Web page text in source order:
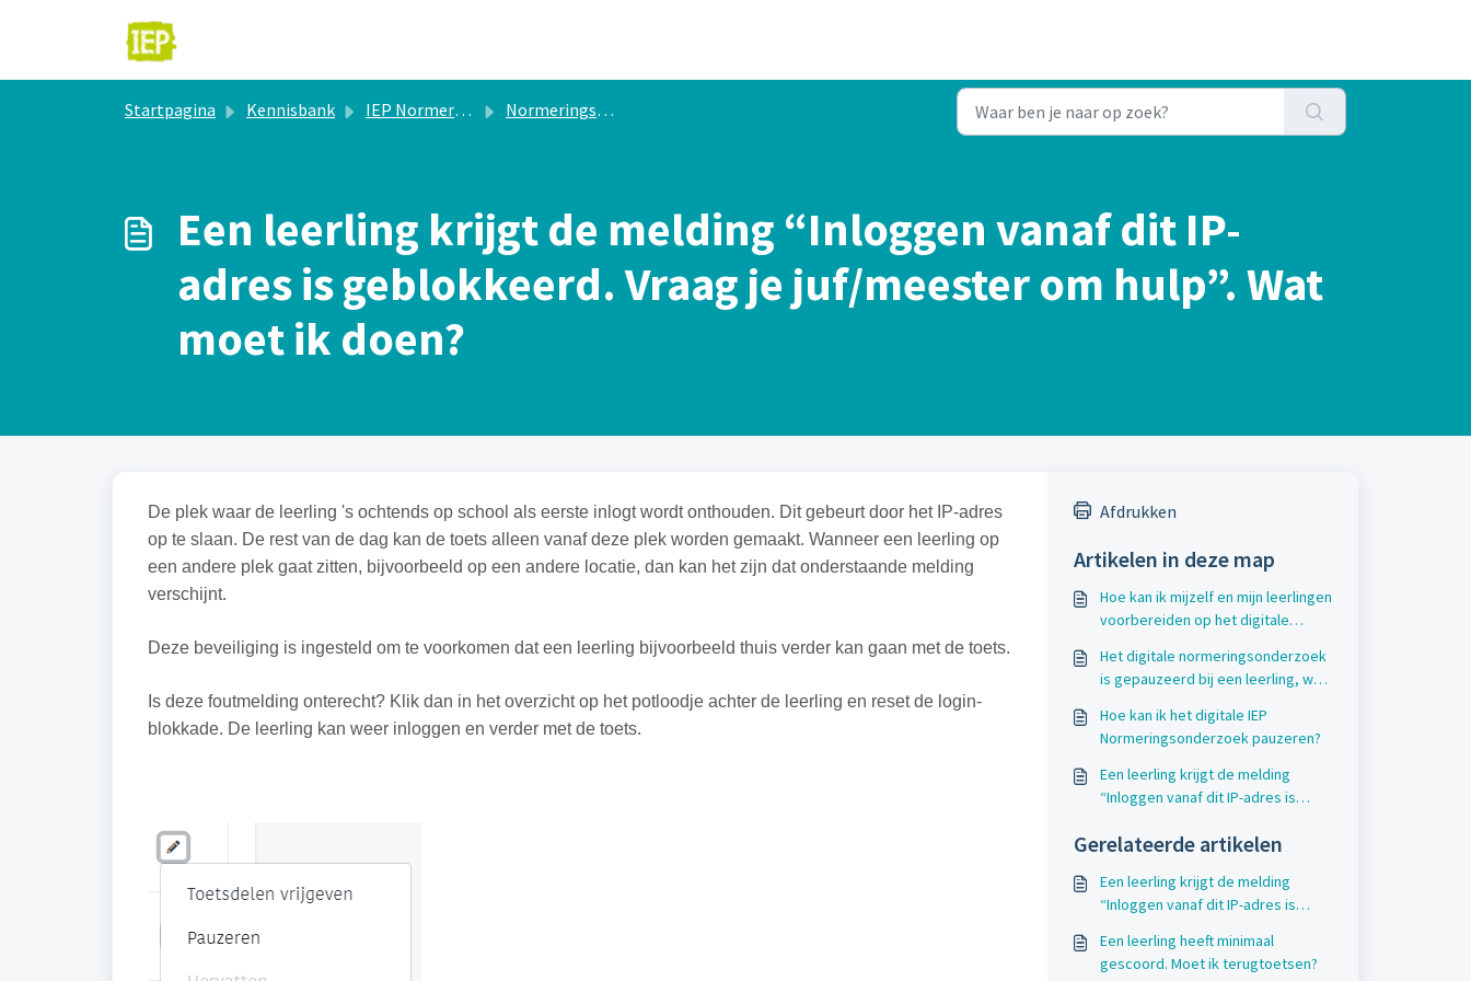
Startpagina Kennisbank IEP Normeringsonderzoek Normeringsonderzoek digitaal
Een leerling krijgt de melding “Inloggen vanaf dit IP-
adres is geblokkeerd. Vraag je juf/meester om hulp”. Wat
moet ik doen?
De plek waar de leerling 's ochtends op school als eerste inlogt wordt onthouden. Dit gebeurt door het IP-adres
op te slaan. De rest van de dag kan de toets alleen vanaf deze plek worden gemaakt. Wanneer een leerling op
een andere plek gaat zitten, bijvoorbeeld op een andere locatie, dan kan het zijn dat onderstaande melding
verschijnt.
Deze beveiliging is ingesteld om te voorkomen dat een leerling bijvoorbeeld thuis verder kan gaan met de toets.
Is deze foutmelding onterecht? Klik dan in het overzicht op het potloodje achter de leerling en reset de login-
blokkade. De leerling kan weer inloggen en verder met de toets.
Afdrukken
Artikelen in deze map
Hoe kan ik mijzelf en mijn leerlingen
voorbereiden op het digitale
Het digitale normeringsonderzoek
is gepauzeerd bij een leerling, wat
Hoe kan ik het digitale IEP
Normeringsonderzoek pauzeren?
Een leerling krijgt de melding
“Inloggen vanaf dit IP-adres is
om hulp”. Wat moet ik doen?
Gerelateerde artikelen
Een leerling krijgt de melding
“Inloggen vanaf dit IP-adres is
om hulp”. Wat moet ik doen?
Een leerling heeft minimaal
gescoord. Moet ik terugtoetsen?